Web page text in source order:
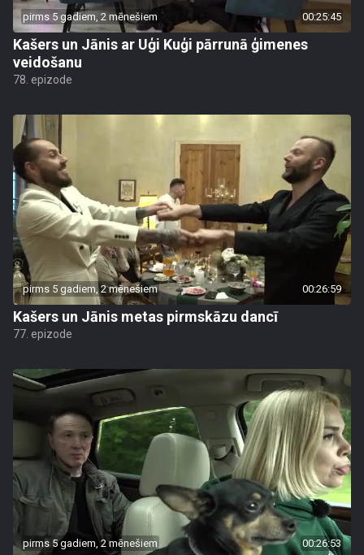
pirms 5 gadiem, 2 mēnešiem 00:25:45
Kašers un Jānis ar Uģi Kuģi pārrunā ģimenes
veidošanu
78. epizode
pirms 5 gadiem, 2 mēnešiem 00:26:59
Kašers un Jānis metas pirmskāzu dancī
77. epizode
pirms 5 gadiem, 2 mēnešiem 00:26:53